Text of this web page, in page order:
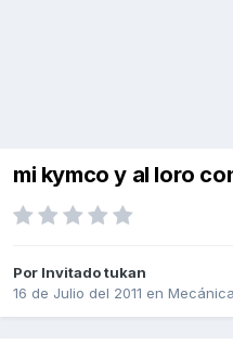
mi kymco y al loro
Por Invitado tukan
16 de Julio del 2011 en Mecánica